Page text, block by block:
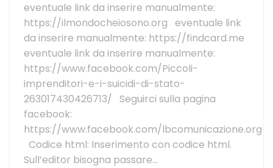
eventuale link da inserire manualmente:
https://ilmondocheiosono.org eventuale link
da inserire manualmente: https://findcard.me
eventuale link da inserire manualmente:
https://www.facebook.com/Piccoli-
imprenditori-e-i-suicidi-di-stato-
263017430426713/ Seguirci sulla pagina
facebook:
https://www.facebook.com/lbcomunicazione.org
Codice html: Inserimento con codice html.
Sull’editor bisogna passare...